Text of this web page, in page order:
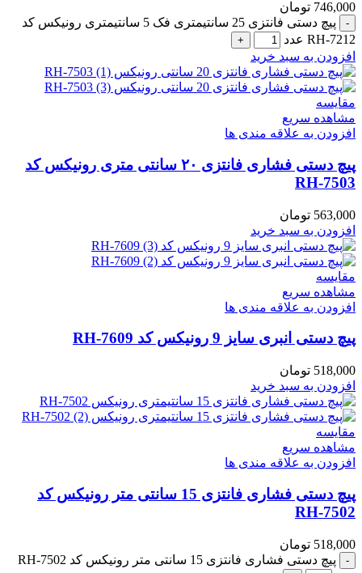
746,000 تومان
پیچ دستی فانتزی 25 سانتیمتری فک 5 سانتیمتری رونیکس کد
RH-7212 عدد
افزودن به سبد خرید
مقایسه
مشاهده سریع
افزودن به علاقه مندی ها
پیچ دستی فشاری فانتزی ۲۰ سانتی متری رونیکس کد
RH-7503
563,000 تومان
افزودن به سبد خرید
مقایسه
مشاهده سریع
افزودن به علاقه مندی ها
پیچ دستی انبری سایز 9 رونیکس کد RH-7609
518,000 تومان
افزودن به سبد خرید
مقایسه
مشاهده سریع
افزودن به علاقه مندی ها
پیچ دستی فشاری فانتزی 15 سانتی متر رونیکس کد
RH-7502
518,000 تومان
پیچ دستی فشاری فانتزی 15 سانتی متر رونیکس کد RH-7502